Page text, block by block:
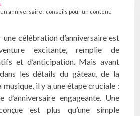
anniversaire : conseils pour un contenu
une célébration d’anniversaire est
excitante, remplie de
et d’anticipation. Mais avant
les détails du gâteau, de la
il y a une étape cruciale :
d’anniversaire engageante. Une
est plus qu’une simple